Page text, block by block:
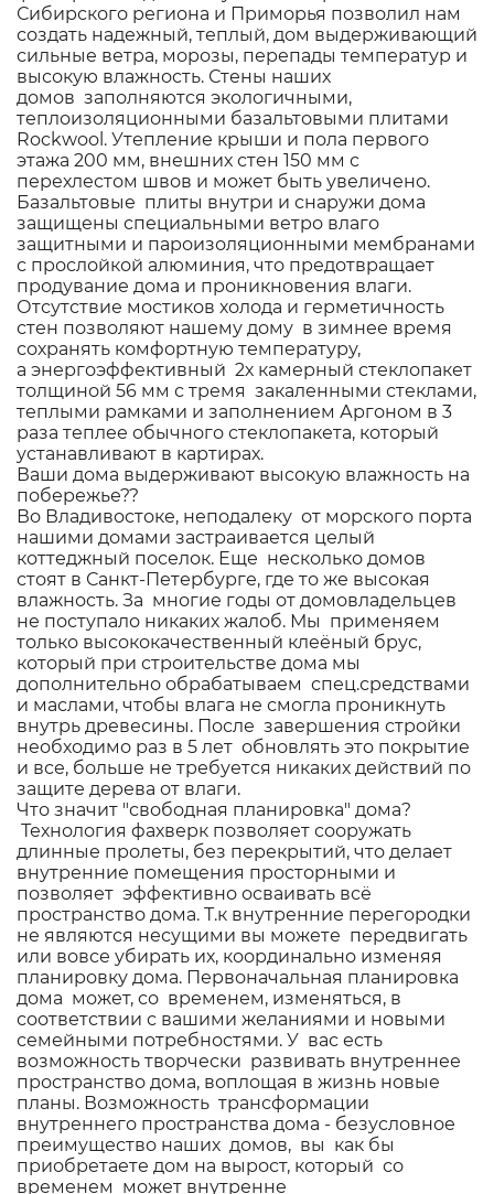
Сибирского региона и Приморья позволил нам
создать надежный, теплый, дом выдерживающий
сильные ветра, морозы, перепады температур и
высокую влажность. Стены наших
домов заполняются экологичными,
теплоизоляционными базальтовыми плитами
Rockwool. Утепление крыши и пола первого
этажа 200 мм, внешних стен 150 мм с
перехлестом швов и может быть увеличено.
Базальтовые плиты внутри и снаружи дома
защищены специальными ветро влаго
защитными и пароизоляционными мембранами
с прослойкой алюминия, что предотвращает
продувание дома и проникновения влаги.
Отсутствие мостиков холода и герметичность
стен позволяют нашему дому в зимнее время
сохранять комфортную температуру,
а энергоэффективный 2х камерный стеклопакет
толщиной 56 мм с тремя закаленными стеклами,
теплыми рамками и заполнением Аргоном в 3
раза теплее обычного стеклопакета, который
устанавливают в картирах.
Ваши дома выдерживают высокую влажность на
побережье??
Во Владивостоке, неподалеку от морского порта
нашими домами застраивается целый
коттеджный поселок. Еще несколько домов
стоят в Санкт-Петербурге, где то же высокая
влажность. За многие годы от домовладельцев
не поступало никаких жалоб. Мы применяем
только высококачественный клеёный брус,
который при строительстве дома мы
дополнительно обрабатываем спец.средствами
и маслами, чтобы влага не смогла проникнуть
внутрь древесины. После завершения стройки
необходимо раз в 5 лет обновлять это покрытие
и все, больше не требуется никаких действий по
защите дерева от влаги.
Что значит "свободная планировка" дома?
Технология фахверк позволяет сооружать
длинные пролеты, без перекрытий, что делает
внутренние помещения просторными и
позволяет эффективно осваивать всё
пространство дома. Т.к внутренние перегородки
не являются несущими вы можете передвигать
или вовсе убирать их, координально изменяя
планировку дома. Первоначальная планировка
дома может, со временем, изменяться, в
соответствии с вашими желаниями и новыми
семейными потребностями. У вас есть
возможность творчески развивать внутреннее
пространство дома, воплощая в жизнь новые
планы. Возможность трансформации
внутреннего пространства дома - безусловное
преимущество наших домов, вы как бы
приобретаете дом на вырост, который со
временем может внутренне